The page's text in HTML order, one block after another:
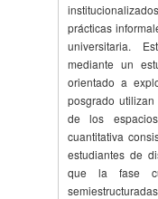
prácticas
universitaria.
mediante un
orientado a
posgrado
de los
cuantitativa
estudiantes de
que la fase